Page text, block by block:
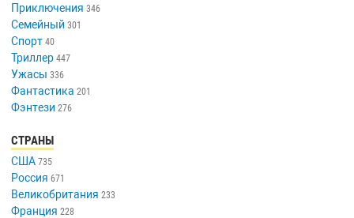
Приключения 346
Семейный 301
Спорт 40
Триллер 447
Ужасы 336
Фантастика 201
Фэнтези 276
СТРАНЫ
США 735
Россия 671
Великобритания 233
Франция 228